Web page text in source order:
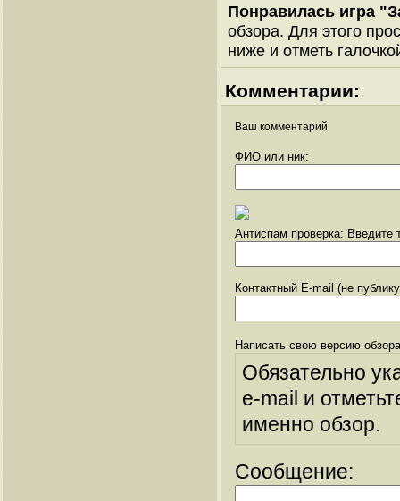
Понравилась игра
обзора. Для этого
ниже и отметь
Комментарии:
Ваш комментарий
ФИО или ник:
Антиспам проверка: Введите
Контактный E-mail (не
Написать свою версию
Обязательно
e-mail и
именно обзор.
Сообщение: